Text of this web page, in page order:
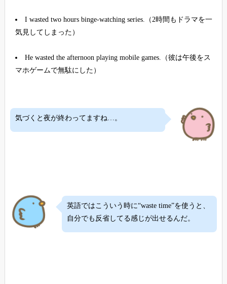
I wasted two hours binge-watching series.（2時間もドラマを一
気見してしまった）
He wasted the afternoon playing mobile games.（彼は午後をス
マホゲームで無駄にした）
気づくと夜が終わってますね…。
英語ではこういう時に“waste time”を使うと、
自分でも反省してる感じが出せるんだ。